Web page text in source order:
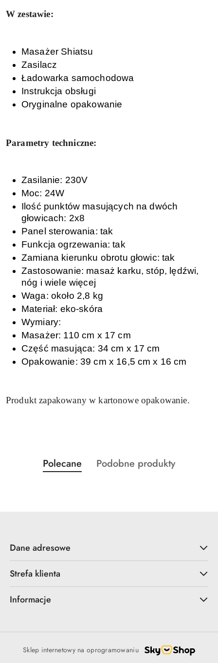
W zestawie:
Masażer Shiatsu
Zasilacz
Ładowarka samochodowa
Instrukcja obsługi
Oryginalne opakowanie
Parametry techniczne:
Zasilanie: 230V
Moc: 24W
Ilość punktów masujących na dwóch
głowicach: 2x8
Panel sterowania: tak
Funkcja ogrzewania: tak
Zamiana kierunku obrotu głowic: tak
Zastosowanie: masaż karku, stóp, lędźwi,
nóg i wiele więcej
Waga: około 2,8 kg
Materiał: eko-skóra
Wymiary:
Masażer: 110 cm x 17 cm
Część masująca: 34 cm x 17 cm
Opakowanie: 39 cm x 16,5 cm x 16 cm
Produkt zapakowany w kartonowe opakowanie.
Pomiń karuzelę produktów
Produkty
o
Polecane
Produkty
Podobne produkty
Dane adresowe
Strefa klienta
Informacje
Sklep internetowy na oprogramowaniu